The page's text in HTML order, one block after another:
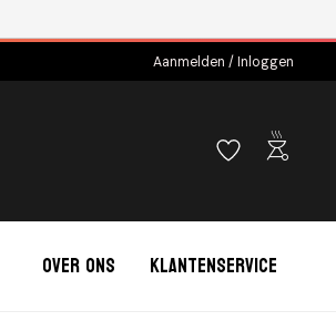
Aanmelden / Inloggen
outdoor_grill
Over ons Klantenservice